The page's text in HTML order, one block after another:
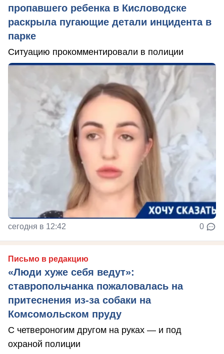
пропавшего ребенка в Кисловодске
раскрыла пугающие детали инцидента в
парке
Ситуацию прокомментировали в полиции
сегодня в 12:42 0
Письмо в редакцию
«Люди хуже себя ведут»:
ставропольчанка пожаловалась на
притеснения из-за собаки на
Комсомольском пруду
С четвероногим другом на руках — и под
охраной полиции